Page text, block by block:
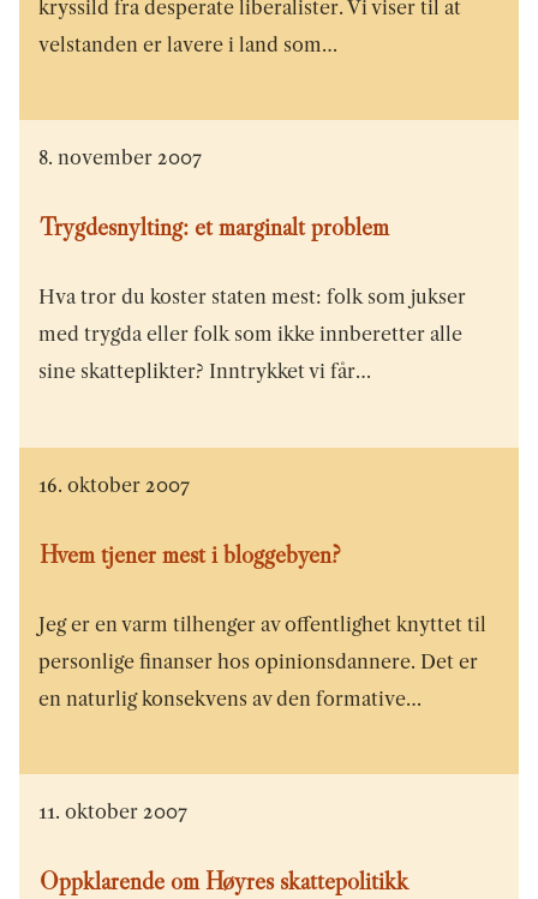
kryssild fra desperate liberalister. Vi viser til at
velstanden er lavere i land som…
8. november 2007
Trygdesnylting: et marginalt problem
Hva tror du koster staten mest: folk som jukser
med trygda eller folk som ikke innberetter alle
sine skatteplikter? Inntrykket vi får…
16. oktober 2007
Hvem tjener mest i bloggebyen?
Jeg er en varm tilhenger av offentlighet knyttet til
personlige finanser hos opinionsdannere. Det er
en naturlig konsekvens av den formative…
11. oktober 2007
Oppklarende om Høyres skattepolitikk